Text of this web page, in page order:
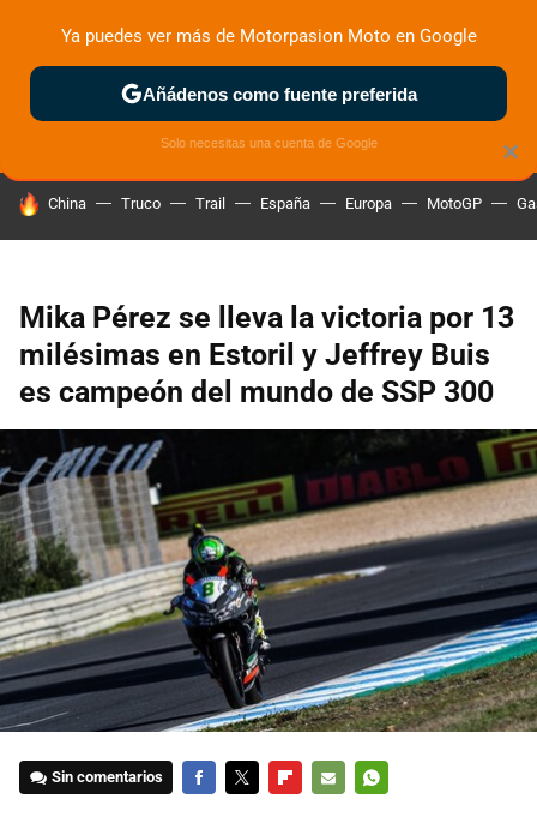
ZONA DE PRUEBAS DEPORTIVAS MOTOS ELÉCTRICAS
HOY SE HABLA DE
China Truco Trail España Europa MotoGP
Mika Pérez se lleva la victoria por 13
milésimas en Estoril y Jeffrey Buis
es campeón del mundo de SSP 300
Sin comentarios
×
Ya puedes ver más de Motorpasion Moto en Google
Añádenos como fuente preferida
Solo necesitas una cuenta de Google